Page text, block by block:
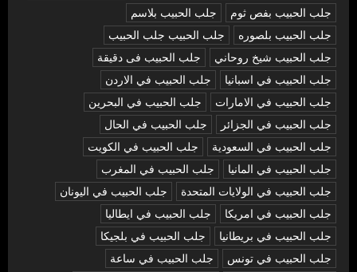
جلب الحبيب بفص ثوم
جلب الحبيب بلاسم
جلب الحبيب بلصوره
جلب الحبيب جلب الحبيب
جلب الحبيب شيخ روحاني
جلب الحبيب فى دقيقة
جلب الحبيب في اسبانيا
جلب الحبيب في الاردن
جلب الحبيب في الامارات
جلب الحبيب في البحرين
جلب الحبيب في الجزائر
جلب الحبيب في الحال
جلب الحبيب في السعودية
جلب الحبيب في الكويت
جلب الحبيب في المانيا
جلب الحبيب في المغرب
جلب الحبيب في الولايات المتحدة
جلب الحبيب في اليونان
جلب الحبيب في امريكا
جلب الحبيب في ايطاليا
جلب الحبيب في بريطانيا
جلب الحبيب في بلجيكا
جلب الحبيب في تونس
جلب الحبيب في ساعة